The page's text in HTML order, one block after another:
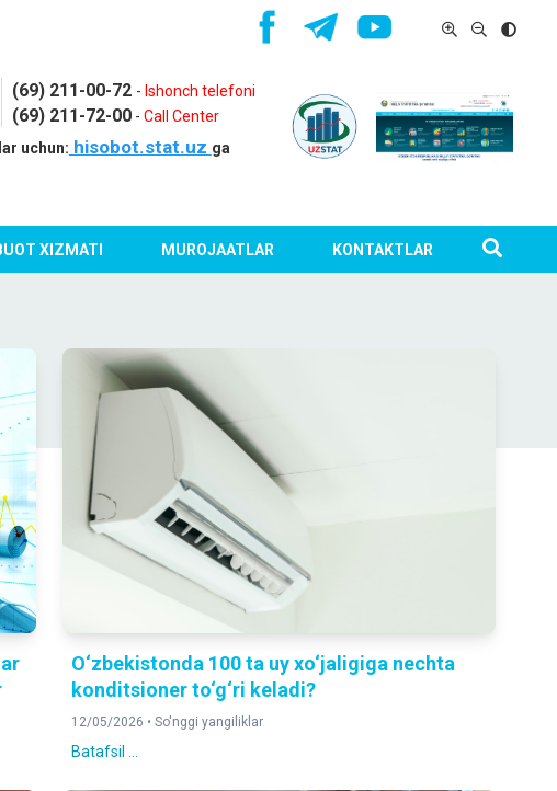
(69) 211-00-72 - Ishonch telefoni
(69) 211-72-00- Call Center
uchun: hisobot.stat.uz ga
XIZMATI MUROJAATLAR KONTAKTLAR
O‘zbekistonda 100 ta uy xo‘jaligiga nechta
konditsioner to‘g‘ri keladi?
12/05/2026 •So'nggi yangiliklar
Batafsil ...